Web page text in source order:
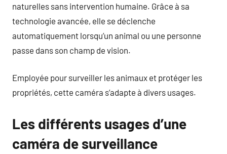
naturelles sans intervention humaine. Grâce à sa
technologie avancée, elle se déclenche
automatiquement lorsqu’un animal ou une personne
passe dans son champ de vision.
Employée pour surveiller les animaux et protéger les
propriétés, cette caméra s’adapte à divers usages.
Les différents usages d’une
caméra de surveillance